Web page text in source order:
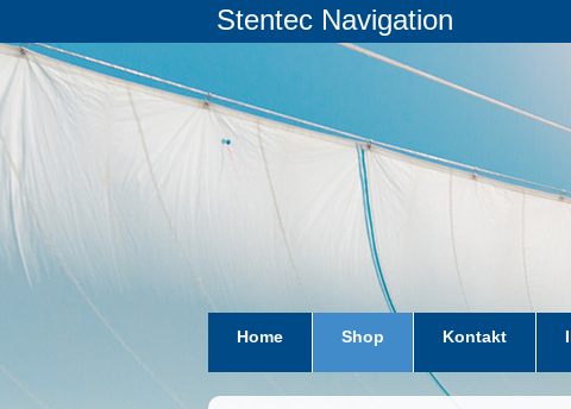
Stentec Navigation
Home Shop Kontakt